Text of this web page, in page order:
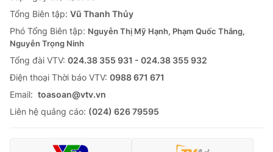
Tổng Biên tập: Vũ Thanh Thủy
Phó Tổng Biên tập: Nguyễn Thị Mỹ Hạnh, Phạm Quốc Thắng,
Nguyễn Trọng Ninh
Tổng đài VTV: 024.38 355 931 - 024.38 355 932
Ðiện thoại Thời báo VTV: 0988 671 671
Email: toasoan@vtv.vn
Liên hệ quảng cáo: (024) 626 79595